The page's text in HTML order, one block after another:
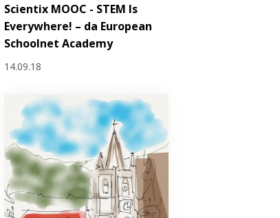
Scientix MOOC - STEM Is
Everywhere! – da European
Schoolnet Academy
14.09.18